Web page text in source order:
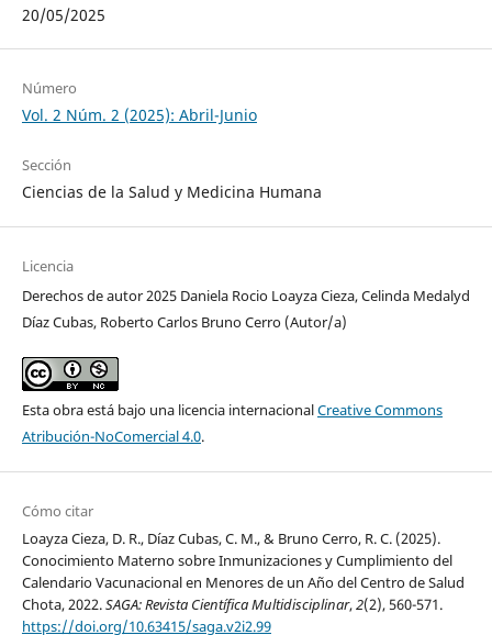
20/05/2025
Número
Vol. 2 Núm. 2 (2025): Abril-Junio
Sección
Ciencias de la Salud y Medicina Humana
Licencia
Derechos de autor 2025 Daniela Rocio Loayza Cieza, Celinda Medalyd
Díaz Cubas, Roberto Carlos Bruno Cerro (Autor/a)
Esta obra está bajo una licencia internacionalCreative Commons
Atribución-NoComercial 4.0.
Cómo citar
Loayza Cieza, D. R., Díaz Cubas, C. M., & Bruno Cerro, R. C. (2025).
Conocimiento Materno sobre Inmunizaciones y Cumplimiento del
Calendario Vacunacional en Menores de un Año del Centro de Salud
Chota, 2022.SAGA: Revista Científica Multidisciplinar,2(2), 560-571.
https://doi.org/10.63415/saga.v2i2.99